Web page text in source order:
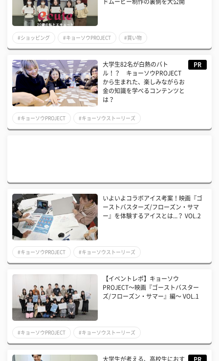
ドムービー制作の裏側を大公開
#ショッピング #キョーソウPROJECT #買い物
大学生82名が白熱のバト
ル！？ キョーソウPROJECT
から生まれた、楽しみながらお
金の知識を学べるコンテンツと
は？
PR
#キョーソウPROJECT #キョーソウストーリーズ
いよいよコラボアイス考案！映画『ゴ
ーストバスターズ/フローズン・サマ
ー』を体験するアイスとは...？ VOL.2
#キョーソウPROJECT #キョーソウストーリーズ
【イベントレポ】キョーソウ
PROJECT〜映画『ゴーストバスター
ズ/フローズン・サマー』編〜 VOL.1
#キョーソウPROJECT #キョーソウストーリーズ
大学生が考える、高校生におす PR